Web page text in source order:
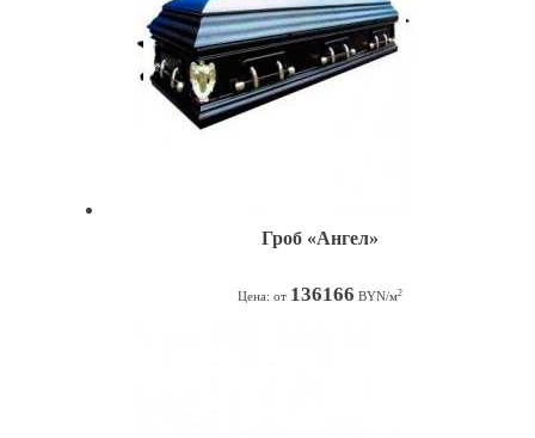
Гроб «Ангел»
Цена: от 136166 BYN/м2